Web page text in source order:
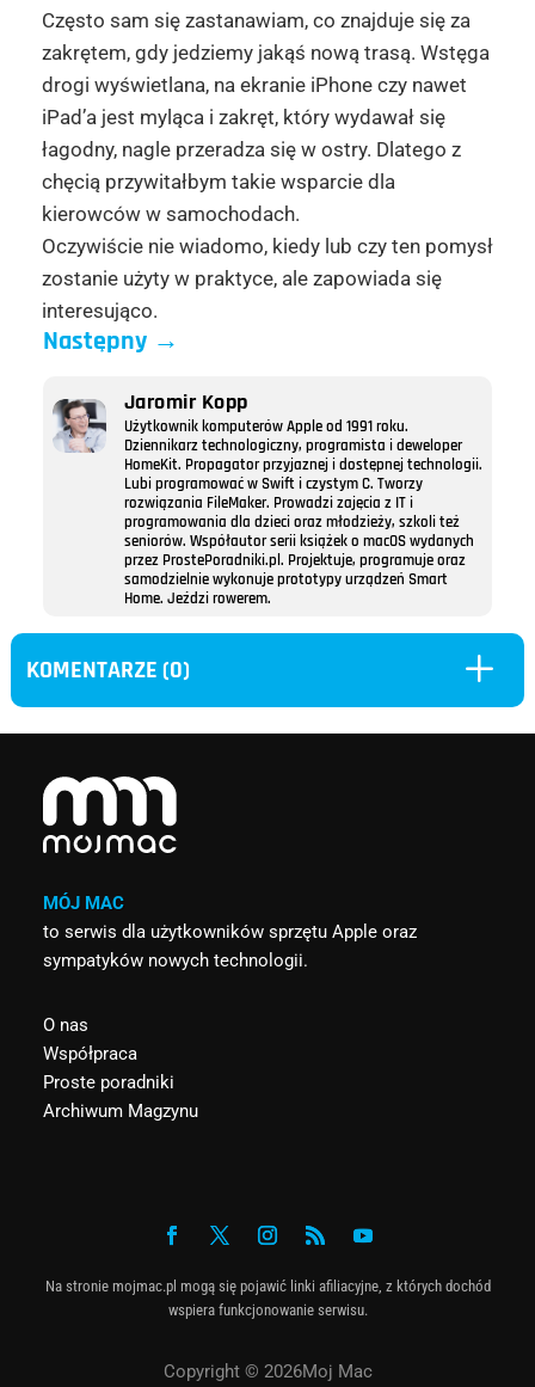
Często sam się zastanawiam, co znajduje się za
zakrętem, gdy jedziemy jakąś nową trasą. Wstęga
drogi wyświetlana, na ekranie iPhone czy nawet
iPad’a jest myląca i zakręt, który wydawał się
łagodny, nagle przeradza się w ostry. Dlatego z
chęcią przywitałbym takie wsparcie dla
kierowców w samochodach.
Oczywiście nie wiadomo, kiedy lub czy ten pomysł
zostanie użyty w praktyce, ale zapowiada się
interesująco.
Następny→
Jaromir Kopp
Użytkownik komputerów Apple od 1991 roku.
Dziennikarz technologiczny, programista i deweloper
HomeKit. Propagator przyjaznej i dostępnej technologii.
Lubi programować w Swift i czystym C. Tworzy
rozwiązania FileMaker. Prowadzi zajęcia z IT i
programowania dla dzieci oraz młodzieży, szkoli też
seniorów. Współautor serii książek o macOS wydanych
przez ProstePoradniki.pl. Projektuje, programuje oraz
samodzielnie wykonuje prototypy urządzeń Smart
Home. Jeździ rowerem.
KOMENTARZE (0) L
MÓJ MAC
to serwis dla użytkowników sprzętu Apple oraz
sympatyków nowych technologii.
O nas
Współpraca
Proste poradniki
Archiwum Magzynu
Na stronie mojmac.pl mogą się pojawić linki afiliacyjne, z których dochód
wspiera funkcjonowanie serwisu.
Copyright © 2026Moj Mac